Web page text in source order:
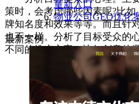
策时，会考虑哪些因素呢?比
牌知名度和效果等等。而且针
也不一样。分析了目标受众的
不同的推广方案，比如创意的
量新入口
物业公司GEO优化
最新案例